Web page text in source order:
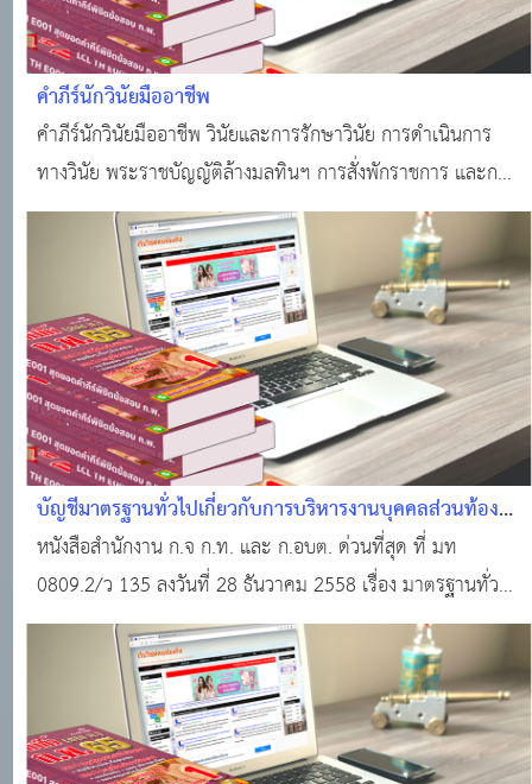
คำภีร์นักวินัยมืออาชีพ
คำภีร์นักวินัยมืออาชีพ วินัยและการรักษาวินัย การดำเนินการ
ทางวินัย พระราชบัญญัติล้างมลทินฯ การสั่งพักราชการ และการ
สั่งให้ออกจากราชการไว้ก่อน
บัญชีมาตรฐานทั่วไปเกี่ยวกับการบริหารงานบุคคลส่วนท้อง
ถิ่น
หนังสือสำนักงาน ก.จ ก.ท. และ ก.อบต. ด่วนที่สุด ที่ มท
0809.2/ว 135 ลงวันที่ 28 ธันวาคม 2558 เรื่อง มาตรฐานทั่วไป
เกี่ยวกับการบริหารงานบุคคลส่วนท้องถิ่นในระบบแท่ง
#มาตรฐานทั่วไปเกี่ยวกับการย้าย เกี่ยวกับวินัยและการรักษาวินัย
และการดำเนินการทางวินัย เกี่ยวกับ